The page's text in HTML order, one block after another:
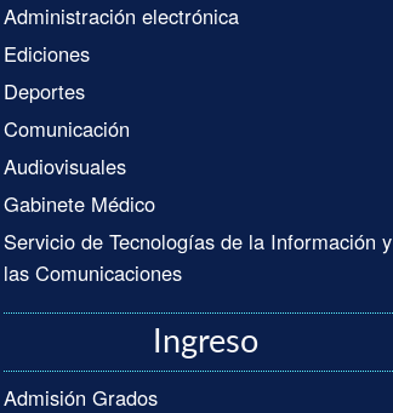
Administración electrónica
Ediciones
Deportes
Comunicación
Audiovisuales
Gabinete Médico
Servicio de Tecnologías de la Información y
las Comunicaciones
Ingreso
Admisión Grados